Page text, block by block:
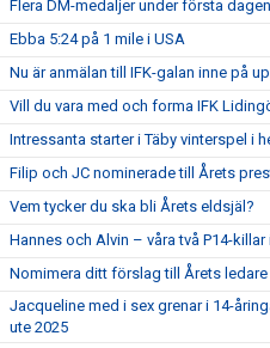
Flera DM-medaljer under första
Ebba 5:24 på 1 mile i USA
Nu är anmälan till IFK-galan inne på
Vill du vara med och forma IFK
Intressanta starter i Täby vinterspel i
Filip och JC nominerade till Årets
Vem tycker du ska bli Årets eldsjäl?
Hannes och Alvin – våra två P14-
Nomimera ditt förslag till Årets ledare
Jacqueline med i sex grenar i 14-
ute 2025